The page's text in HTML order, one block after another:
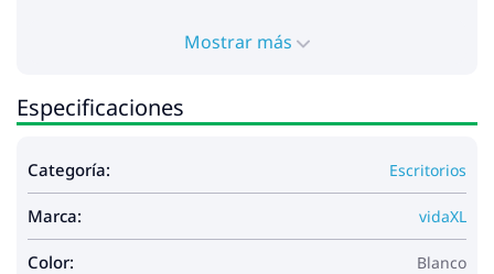
Mostrar más
Especificaciones
Categoría: Escritorios
Marca: vidaXL
Color: Blanco